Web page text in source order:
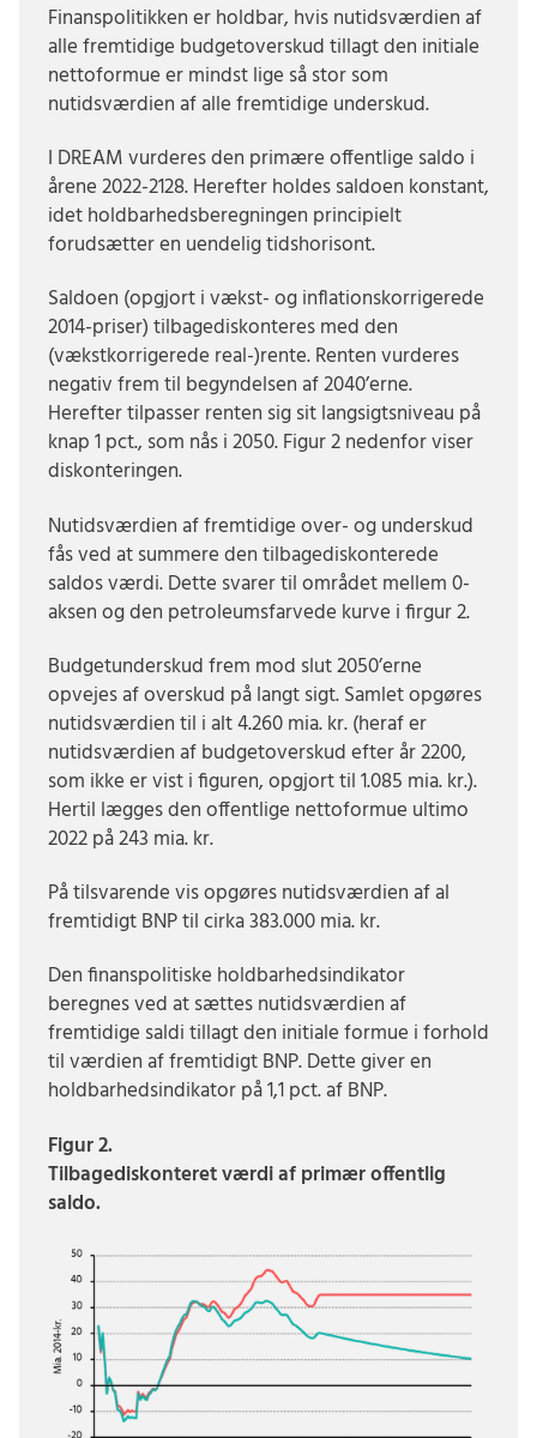
Finanspolitikken er holdbar, hvis nutidsværdien af
alle fremtidige budgetoverskud tillagt den initiale
nettoformue er mindst lige så stor som
nutidsværdien af alle fremtidige underskud.
I DREAM vurderes den primære offentlige saldo i
årene 2022-2128. Herefter holdes saldoen konstant,
idet holdbarhedsberegningen principielt
forudsætter en uendelig tidshorisont.
Saldoen (opgjort i vækst- og inflationskorrigerede
2014-priser) tilbagediskonteres med den
(vækstkorrigerede real-)rente. Renten vurderes
negativ frem til begyndelsen af 2040’erne.
Herefter tilpasser renten sig sit langsigtsniveau på
knap 1 pct., som nås i 2050. Figur 2 nedenfor viser
diskonteringen.
Nutidsværdien af fremtidige over- og underskud
fås ved at summere den tilbagediskonterede
saldos værdi. Dette svarer til området mellem 0-
aksen og den petroleumsfarvede kurve i firgur 2.
Budgetunderskud frem mod slut 2050’erne
opvejes af overskud på langt sigt. Samlet opgøres
nutidsværdien til i alt 4.260 mia. kr. (heraf er
nutidsværdien af budgetoverskud efter år 2200,
som ikke er vist i figuren, opgjort til 1.085 mia. kr.).
Hertil lægges den offentlige nettoformue ultimo
2022 på 243 mia. kr.
På tilsvarende vis opgøres nutidsværdien af al
fremtidigt BNP til cirka 383.000 mia. kr.
Den finanspolitiske holdbarhedsindikator
beregnes ved at sættes nutidsværdien af
fremtidige saldi tillagt den initiale formue i forhold
til værdien af fremtidigt BNP. Dette giver en
holdbarhedsindikator på 1,1 pct. af BNP.
Figur 2.
Tilbagediskonteret værdi af primær offentlig
saldo.